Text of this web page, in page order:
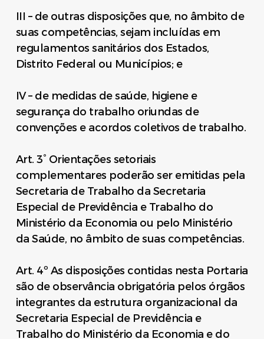
III – de outras disposições que, no âmbito de
suas competências, sejam incluídas em
regulamentos sanitários dos Estados,
Distrito Federal ou Municípios; e
IV – de medidas de saúde, higiene e
segurança do trabalho oriundas de
convenções e acordos coletivos de trabalho.
Art. 3° Orientações setoriais
complementares poderão ser emitidas pela
Secretaria de Trabalho da Secretaria
Especial de Previdência e Trabalho do
Ministério da Economia ou pelo Ministério
da Saúde, no âmbito de suas competências.
Art. 4º As disposições contidas nesta Portaria
são de observância obrigatória pelos órgãos
integrantes da estrutura organizacional da
Secretaria Especial de Previdência e
Trabalho do Ministério da Economia e do